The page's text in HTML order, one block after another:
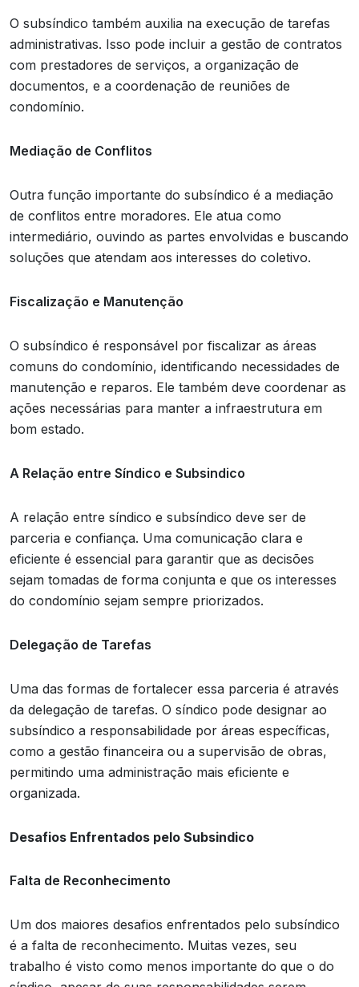
O subsíndico também auxilia na execução de tarefas
administrativas. Isso pode incluir a gestão de contratos
com prestadores de serviços, a organização de
documentos, e a coordenação de reuniões de
condomínio.
Mediação de Conflitos
Outra função importante do subsíndico é a mediação
de conflitos entre moradores. Ele atua como
intermediário, ouvindo as partes envolvidas e buscando
soluções que atendam aos interesses do coletivo.
Fiscalização e Manutenção
O subsíndico é responsável por fiscalizar as áreas
comuns do condomínio, identificando necessidades de
manutenção e reparos. Ele também deve coordenar as
ações necessárias para manter a infraestrutura em
bom estado.
A Relação entre Síndico e Subsindico
A relação entre síndico e subsíndico deve ser de
parceria e confiança. Uma comunicação clara e
eficiente é essencial para garantir que as decisões
sejam tomadas de forma conjunta e que os interesses
do condomínio sejam sempre priorizados.
Delegação de Tarefas
Uma das formas de fortalecer essa parceria é através
da delegação de tarefas. O síndico pode designar ao
subsíndico a responsabilidade por áreas específicas,
como a gestão financeira ou a supervisão de obras,
permitindo uma administração mais eficiente e
organizada.
Desafios Enfrentados pelo Subsindico
Falta de Reconhecimento
Um dos maiores desafios enfrentados pelo subsíndico
é a falta de reconhecimento. Muitas vezes, seu
trabalho é visto como menos importante do que o do